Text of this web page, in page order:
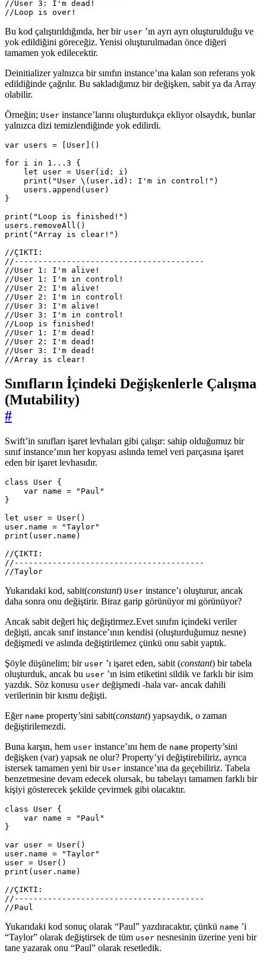
//User 3: I'm dead!
//Loop is over!
Bu kod çalıştırıldığında, her bir user ’ın ayrı ayrı oluşturulduğu ve
yok edildiğini göreceğiz. Yenisi oluşturulmadan önce diğeri
tamamen yok edilecektir.
Deinitializer yalnızca bir sınıfın instance’ına kalan son referans yok
edildiğinde çağrılır. Bu sakladığımız bir değişken, sabit ya da Array
olabilir.
Örneğin; User instance’larını oluşturdukça ekliyor olsaydık, bunlar
yalnızca dizi temizlendiğinde yok edilirdi.
var users = User ]()
for i in 1. .. 3
{
let
user = User( id : i )
print ( "User \( user . id ) : I'm in control!" )
users . append ( user)
}
print ( "Loop is finished!" )
users . removeAll ()
print ( "Array is clear!" )
//ÇIKTI:
//----------------------------------------
//User 1: I'm alive!
//User 1: I'm in control!
//User 2: I'm alive!
//User 2: I'm in control!
//User 3: I'm alive!
//User 3: I'm in control!
//Loop is finished!
//User 1: I'm dead!
//User 2: I'm dead!
//User 3: I'm dead!
//Array is clear!
Sınıfların İçindeki Değişkenlerle Çalışma
(Mutability)
#
Swift’in sınıfları işaret levhaları gibi çalışır: sahip olduğumuz bir
sınıf instance’ının her kopyası aslında temel veri parçasına işaret
eden bir işaret levhasıdır.
class User {
var name =
"Paul"
}
let
user = User()
user . name =
"Taylor"
print ( user . name )
//ÇIKTI:
//----------------------------------------
//Taylor
Yukarıdaki kod, sabit(constant) User instance’ı oluşturur, ancak
daha sonra onu değiştirir. Biraz garip görünüyor mi görünüyor?
Ancak sabit değeri hiç değiştirmez.Evet sınıfın içindeki veriler
değişti, ancak sınıf instance’ının kendisi (oluşturduğumuz nesne)
değişmedi ve aslında değiştirilemez çünkü onu sabit yaptık.
Şöyle düşünelim; bir user ’ı işaret eden, sabit (constant) bir tabela
oluşturduk, ancak bu user ’ın isim etiketini sildik ve farklı bir isim
yazdık. Söz konusu user değişmedi -hala var- ancak dahili
verilerinin bir kısmı değişti.
Eğer name property’sini sabit(constant) yapsaydık, o zaman
değiştirilemezdi.
Buna karşın, hem user instance’ını hem de name property’sini
değişken (var) yapsak ne olur? Property’yi değiştirebiliriz, ayrıca
istersek tamamen yeni bir User instance’ına da geçebiliriz. Tabela
benzetmesine devam edecek olursak, bu tabelayı tamamen farklı bir
kişiyi gösterecek şekilde çevirmek gibi olacaktır.
class User {
var name =
"Paul"
}
var user = User()
user . name =
"Taylor"
user = User()
print ( user . name )
//ÇIKTI:
//----------------------------------------
//Paul
Yukarıdaki kod sonuç olarak “Paul” yazdıracaktır, çünkü name ’i
“Taylor” olarak değiştirsek de tüm user nesnesinin üzerine yeni bir
tane yazarak onu “Paul” olarak resetledik.